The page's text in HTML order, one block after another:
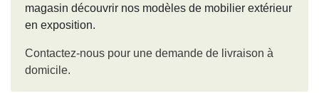
magasin découvrir nos modèles de mobilier extérieur
en exposition.
Contactez-nous pour une demande de livraison à
domicile.